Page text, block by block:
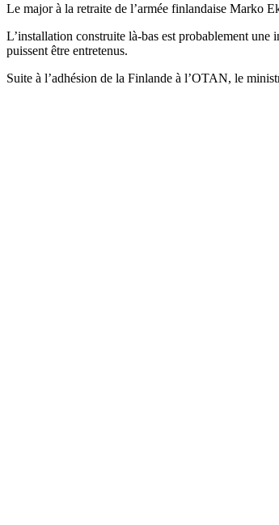
Le major à la retraite de l’armée finlandaise Marko
L’installation construite là-bas est probablement une
puissent être entretenus.
Suite à l’adhésion de la Finlande à l’OTAN, le